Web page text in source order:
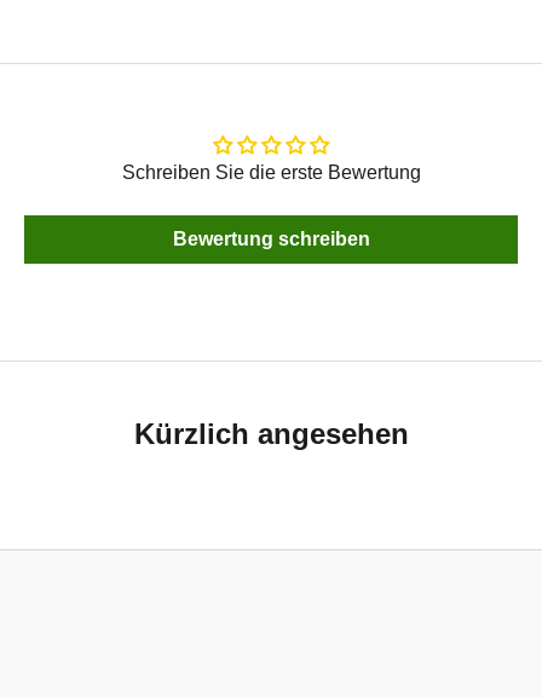
Schreiben Sie die erste Bewertung
Bewertung schreiben
Kürzlich angesehen